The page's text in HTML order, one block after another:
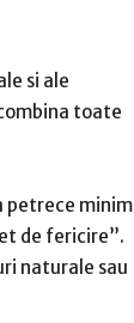
si ale
toate
petrece minim
de fericire”.
naturale sau